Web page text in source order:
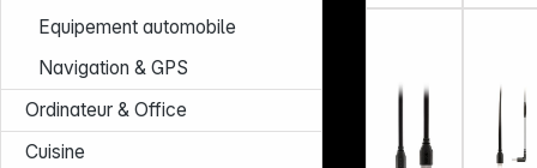
Equipement automobile
Navigation & GPS
Ordinateur & Office
Cuisine